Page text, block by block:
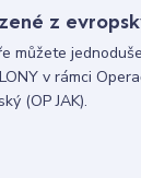
z
můžete
v rámci
(OP JAK).